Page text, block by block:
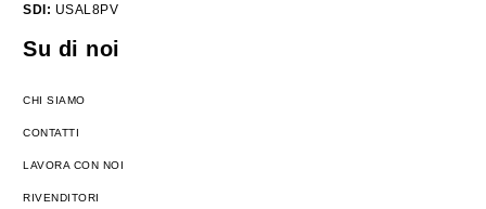
SDI: USAL8PV
Su di noi
CHI SIAMO
CONTATTI
LAVORA CON NOI
RIVENDITORI